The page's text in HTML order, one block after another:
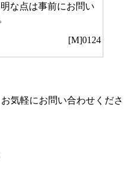
な点は事前にお問い
[M]0124
気軽にお問い合わせくださ